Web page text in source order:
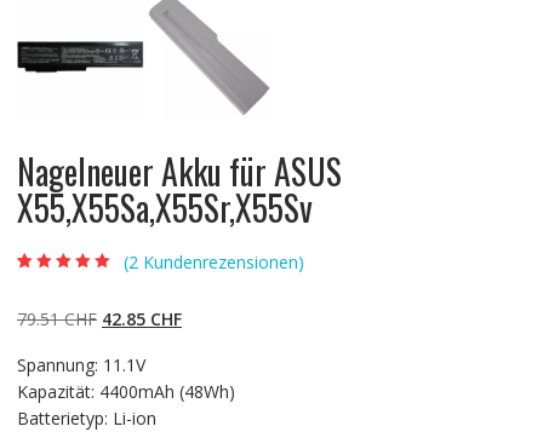
Nagelneuer Akku für ASUS
X55,X55Sa,X55Sr,X55Sv
basierend auf
Kundenbewertun
(2 Kundenrezensionen)
79.51CHF Ursprünglicher
war:
79.51 CHF
42.85 CHFAktueller
42.85 CHF.
Spannung: 11.1V
Kapazität: 4400mAh (48Wh)
Batterietyp: Li-ion